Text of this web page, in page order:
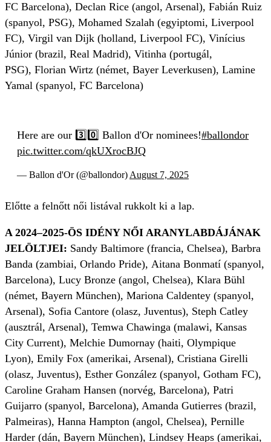
FC Barcelona), Declan Rice (angol, Arsenal), Fabián Ruiz
(spanyol, PSG), Mohamed Szalah (egyiptomi, Liverpool
FC), Virgil van Dijk (holland, Liverpool FC), Vinícius
Júnior (brazil, Real Madrid), Vitinha (portugál,
PSG), Florian Wirtz (német, Bayer Leverkusen), Lamine
Yamal (spanyol, FC Barcelona)
Here are our 3️⃣0️⃣ Ballon d'Or nominees!#ballondor
pic.twitter.com/qkUXrocBJQ
— Ballon d'Or (@ballondor) August 7, 2025
Előtte a felnőtt női listával rukkolt ki a lap.
A 2024–2025-ÖS IDÉNY NŐI ARANYLABDÁJÁNAK
JELÖLTJEI: Sandy Baltimore (francia, Chelsea), Barbra
Banda (zambiai, Orlando Pride), Aitana Bonmatí (spanyol,
Barcelona), Lucy Bronze (angol, Chelsea), Klara Bühl
(német, Bayern München), Mariona Caldentey (spanyol,
Arsenal), Sofia Cantore (olasz, Juventus), Steph Catley
(ausztrál, Arsenal), Temwa Chawinga (malawi, Kansas
City Current), Melchie Dumornay (haiti, Olympique
Lyon), Emily Fox (amerikai, Arsenal), Cristiana Girelli
(olasz, Juventus), Esther González (spanyol, Gotham FC),
Caroline Graham Hansen (norvég, Barcelona), Patri
Guijarro (spanyol, Barcelona), Amanda Gutierres (brazil,
Palmeiras), Hanna Hampton (angol, Chelsea), Pernille
Harder (dán, Bayern München), Lindsey Heaps (amerikai,